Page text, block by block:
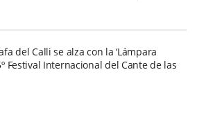
del Calli se alza con la ‘Lámpara
Festival Internacional del Cante de las